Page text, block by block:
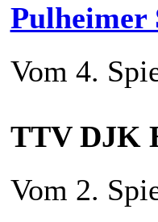
Pulheimer
Vom 4.
TTV DJK
Vom 2.